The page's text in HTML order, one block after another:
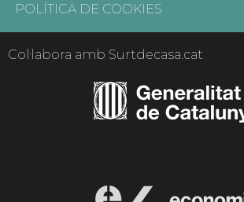
POLÍTICA DE COOKIES
Col·labora amb Surtdecasa.cat